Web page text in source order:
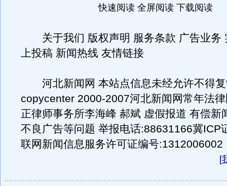
快速阅读 全屏阅读 下载阅读
关于我们 版权声明 服务条款 广告业务
上投稿 新闻热线 友情链接
河北新闻网 本站点信息未经允许不得复
copycenter 2000-2007河北新闻网常年法
正律师事务所李海峰 郝斌 虚假报道 有偿新
不良广告等问题 举报电话:88631166冀ICP
联网新闻信息服务许可证编号:1312006002
[